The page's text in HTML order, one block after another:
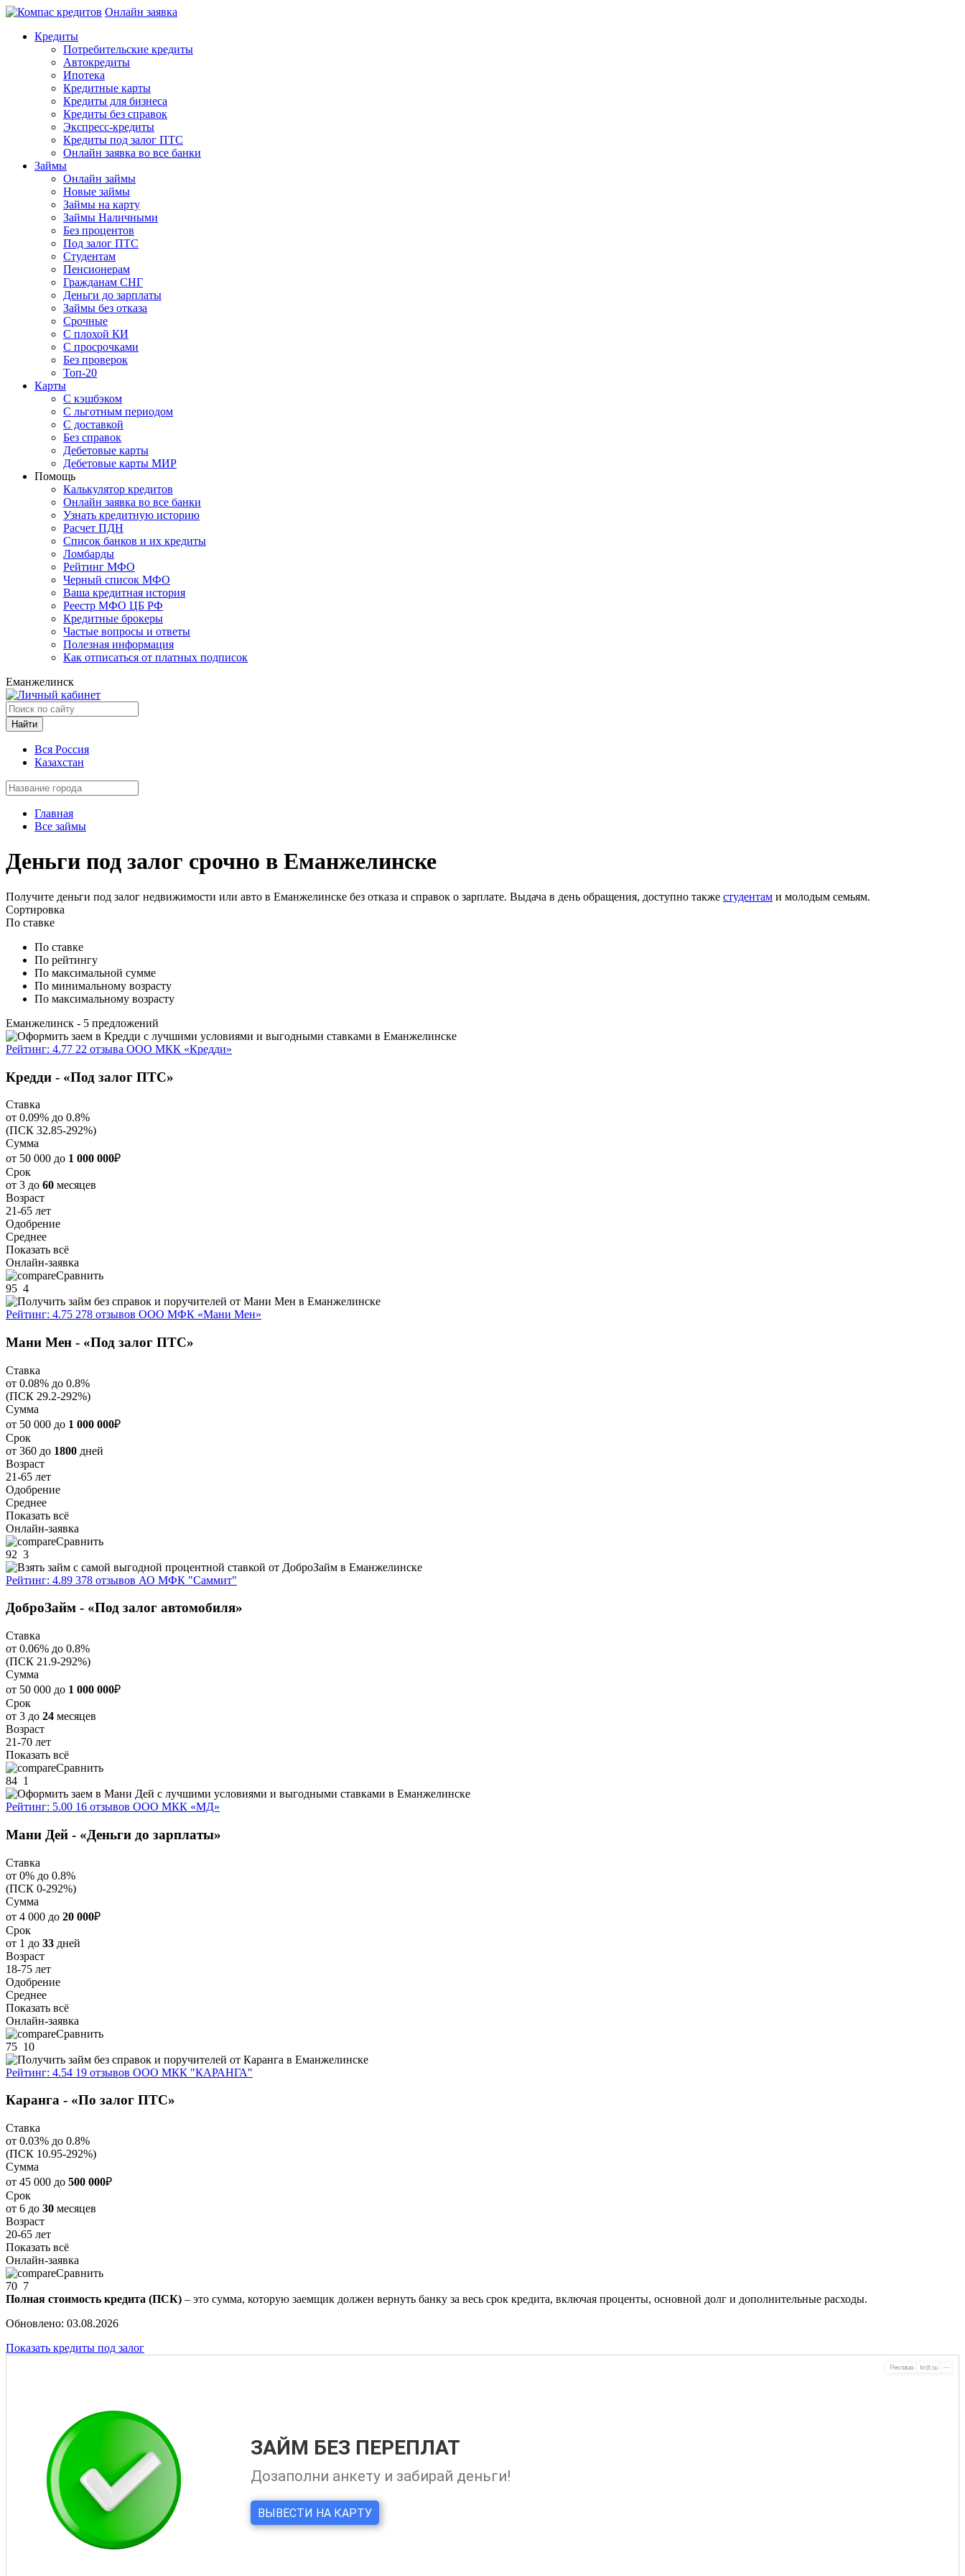
Онлайн заявка
Кредиты
Потребительские кредиты
Автокредиты
Ипотека
Кредитные карты
Кредиты для бизнеса
Кредиты без справок
Экспресс-кредиты
Кредиты под залог ПТС
Онлайн заявка во все банки
Займы
Онлайн займы
Новые займы
Займы на карту
Займы Наличными
Без процентов
Под залог ПТС
Студентам
Пенсионерам
Гражданам СНГ
Деньги до зарплаты
Займы без отказа
Срочные
С плохой КИ
С просрочками
Без проверок
Топ-20
Карты
С кэшбэком
С льготным периодом
С доставкой
Без справок
Дебетовые карты
Дебетовые карты МИР
Помощь
Калькулятор кредитов
Онлайн заявка во все банки
Узнать кредитную историю
Расчет ПДН
Список банков и их кредиты
Ломбарды
Рейтинг МФО
Черный список МФО
Ваша кредитная история
Реестр МФО ЦБ РФ
Кредитные брокеры
Частые вопросы и ответы
Полезная информация
Как отписаться от платных подписок
Еманжелинск
Найти
Вся Россия
Казахстан
Главная
Все займы
Деньги под залог срочно в Еманжелинске
Получите деньги под залог недвижимости или авто в Еманжелинске без отказа и справок о зарплате. Выдача в день обращения, доступно также студентам и молодым семьям.
Сортировка
По ставке
По ставке
По рейтингу
По максимальной сумме
По минимальному возрасту
По максимальному возрасту
Еманжелинск - 5 предложений
Рейтинг: 4.77 22 отзыва ООО МКК «Кредди»
Кредди - «Под залог ПТС»
Ставка
от 0.09% до 0.8%
(ПСК 32.85-292%)
Сумма
от 50 000 до 1 000 000₽
Срок
от 3 до 60 месяцев
Возраст
21-65 лет
Одобрение
Среднее
Показать всё
Онлайн-заявка
Сравнить
95 4
Рейтинг: 4.75 278 отзывов ООО МФК «Мани Мен»
Мани Мен - «Под залог ПТС»
Ставка
от 0.08% до 0.8%
(ПСК 29.2-292%)
Сумма
от 50 000 до 1 000 000₽
Срок
от 360 до 1800 дней
Возраст
21-65 лет
Одобрение
Среднее
Показать всё
Онлайн-заявка
Сравнить
92 3
Рейтинг: 4.89 378 отзывов АО МФК "Саммит"
ДоброЗайм - «Под залог автомобиля»
Ставка
от 0.06% до 0.8%
(ПСК 21.9-292%)
Сумма
от 50 000 до 1 000 000₽
Срок
от 3 до 24 месяцев
Возраст
21-70 лет
Показать всё
Сравнить
84 1
Рейтинг: 5.00 16 отзывов ООО МКК «МД»
Мани Дей - «Деньги до зарплаты»
Ставка
от 0% до 0.8%
(ПСК 0-292%)
Сумма
от 4 000 до 20 000₽
Срок
от 1 до 33 дней
Возраст
18-75 лет
Одобрение
Среднее
Показать всё
Онлайн-заявка
Сравнить
75 10
Рейтинг: 4.54 19 отзывов ООО МКК "КАРАНГА"
Каранга - «По залог ПТС»
Ставка
от 0.03% до 0.8%
(ПСК 10.95-292%)
Сумма
от 45 000 до 500 000₽
Срок
от 6 до 30 месяцев
Возраст
20-65 лет
Показать всё
Онлайн-заявка
Сравнить
70 7
Полная стоимость кредита (ПСК) – это сумма, которую заемщик должен вернуть банку за весь срок кредита, включая проценты, основной долг и дополнительные расходы.
Обновлено: 03.08.2026
Показать кредиты под залог